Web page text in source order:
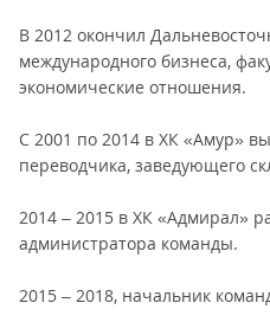
В 2012 окончил
международного бизнеса,
экономические отношения.
С 2001 по 2014 в ХК «Амур»
переводчика, заведующего
2014 – 2015 в ХК «Адмирал»
администратора команды.
2015 – 2018, начальник